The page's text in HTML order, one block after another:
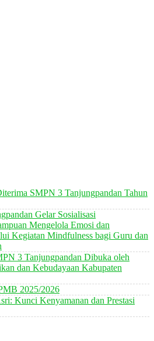
SMPN 3 Tanjungpandan Tahun
Gelar Sosialisasi
Mengelola Emosi dan
Kegiatan Mindfulness bagi Guru dan
3 Tanjungpandan Dibuka oleh
dan Kebudayaan Kabupaten
2025/2026
Kunci Kenyamanan dan Prestasi